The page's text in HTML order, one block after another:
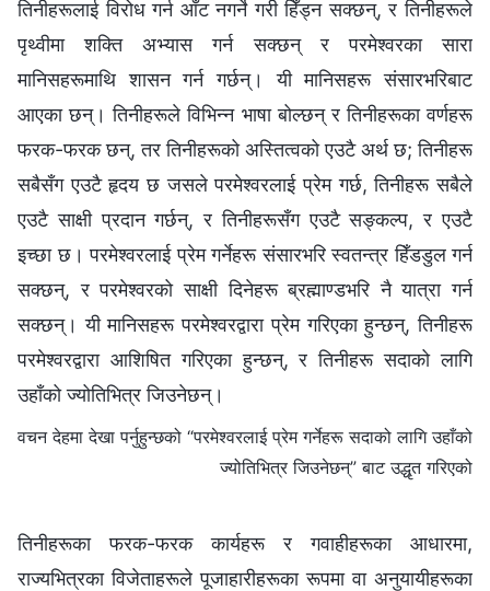
तिनीहरूलाई विरोध गर्न आँट नगर्ने गरी हिँड्न सक्छन्‌, र तिनीहरूले
पृथ्वीमा शक्ति अभ्यास गर्न सक्छन्‌ र परमेश्‍वरका सारा
मानिसहरूमाथि शासन गर्न गर्छन्‌। यी मानिसहरू संसारभरिबाट
आएका छन्‌। तिनीहरूले विभिन्न भाषा बोल्छन्‌ र तिनीहरूका वर्णहरू
फरक-फरक छन्‌, तर तिनीहरूको अस्तित्वको एउटै अर्थ छ; तिनीहरू
सबैसँग एउटै हृदय छ जसले परमेश्‍वरलाई प्रेम गर्छ, तिनीहरू सबैले
एउटै साक्षी प्रदान गर्छन्‌, र तिनीहरूसँग एउटै सङ्कल्प, र एउटै
इच्छा छ। परमेश्‍वरलाई प्रेम गर्नेहरू संसारभरि स्वतन्त्र हिँडडुल गर्न
सक्छन्‌, र परमेश्‍वरको साक्षी दिनेहरू ब्रह्माण्डभरि नै यात्रा गर्न
सक्छन्‌। यी मानिसहरू परमेश्‍वरद्वारा प्रेम गरिएका हुन्छन्‌, तिनीहरू
परमेश्‍वरद्वारा आशिषित गरिएका हुन्छन्‌, र तिनीहरू सदाको लागि
उहाँको ज्योतिभित्र जिउनेछन्‌।
वचन देहमा देखा पर्नुहुन्छको “परमेश्‍वरलाई प्रेम गर्नेहरू सदाको लागि उहाँको
ज्योतिभित्र जिउनेछन्‌” बाट उद्धृत गरिएको
तिनीहरूका फरक-फरक कार्यहरू र गवाहीहरूका आधारमा,
राज्यभित्रका विजेताहरूले पूजाहारीहरूका रूपमा वा अनुयायीहरूका